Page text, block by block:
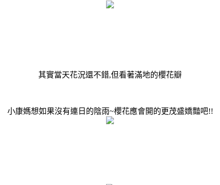
其實當天花況還不錯,但看著滿地的櫻花瓣
小康媽想如果沒有連日的陰雨~櫻花應會開的更茂盛嬌豔吧!!